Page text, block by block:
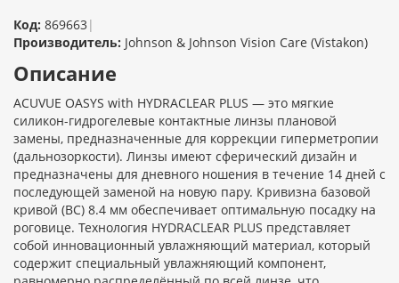
Код: 869663 |
Производитель: Johnson & Johnson Vision Care (Vistakon)
Описание
ACUVUE OASYS with HYDRACLEAR PLUS — это мягкие
силикон-гидрогелевые контактные линзы плановой
замены, предназначенные для коррекции гиперметропии
(дальнозоркости). Линзы имеют сферический дизайн и
предназначены для дневного ношения в течение 14 дней с
последующей заменой на новую пару. Кривизна базовой
кривой (BC) 8.4 мм обеспечивает оптимальную посадку на
роговице. Технология HYDRACLEAR PLUS представляет
собой инновационный увлажняющий материал, который
содержит специальный увлажняющий компонент,